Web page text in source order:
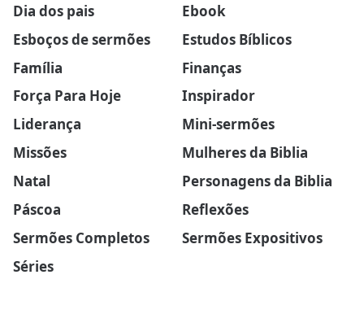
Dia dos pais
Ebook
Esboços de sermões
Estudos Bíblicos
Família
Finanças
Força Para Hoje
Inspirador
Liderança
Mini-sermões
Missões
Mulheres da Biblia
Natal
Personagens da Biblia
Páscoa
Reflexões
Sermões Completos
Sermões Expositivos
Séries